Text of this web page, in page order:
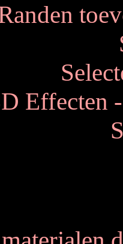
Effecten